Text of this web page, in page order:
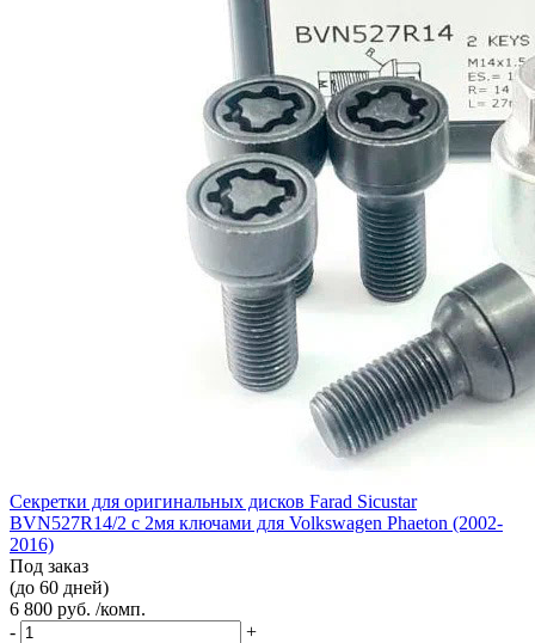
Секретки для оригинальных дисков Farad Sicustar
BVN527R14/2 с 2мя ключами для Volkswagen Phaeton (2002-
2016)
Под заказ
(до 60 дней)
6 800 руб. /комп.
-
+